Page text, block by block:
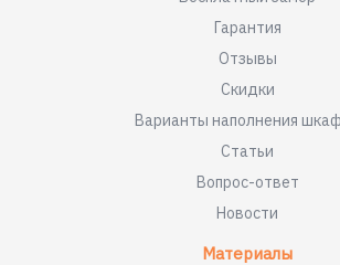
Гарантия
Отзывы
Скидки
Варианты наполнения
Статьи
Вопрос-ответ
Новости
Материалы